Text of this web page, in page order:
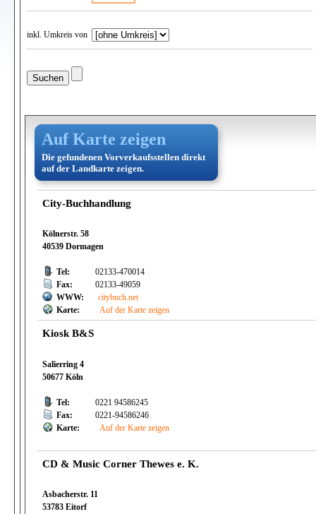
inkl. Umkreis von
Auf Karte zeigen
Die gefundenen Vorverkaufsstellen direkt
auf der Landkarte zeigen.
City-Buchhandlung
Kölnerstr. 58
40539 Dormagen
Tel:
02133-470014
Fax:
02133-49059
WWW:
citybuch.net
Karte:
Auf der Karte zeigen
Kiosk B&S
Salierring 4
50677 Köln
Tel:
0221 94586245
Fax:
0221-94586246
Karte:
Auf der Karte zeigen
CD & Music Corner Thewes e. K.
Asbacherstr. 11
53783 Eitorf